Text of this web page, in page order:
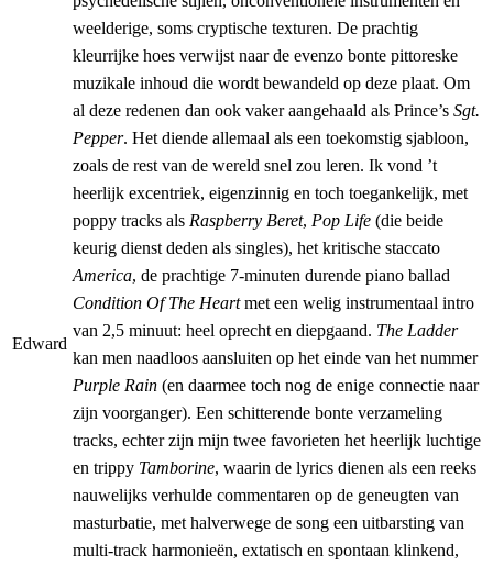
Edward
weelderige, soms cryptische texturen. De prachtig
kleurrijke hoes verwijst naar de evenzo bonte pittoreske
muzikale inhoud die wordt bewandeld op deze plaat. Om
al deze redenen dan ook vaker aangehaald als Prince’s Sgt.
Pepper. Het diende allemaal als een toekomstig sjabloon,
zoals de rest van de wereld snel zou leren. Ik vond ’t
heerlijk excentriek, eigenzinnig en toch toegankelijk, met
poppy tracks als Raspberry Beret, Pop Life (die beide
keurig dienst deden als singles), het kritische staccato
America, de prachtige 7-minuten durende piano ballad
Condition Of The Heartmet een welig instrumentaal intro
van 2,5 minuut: heel oprecht en diepgaand. The Ladder
kan men naadloos aansluiten op het einde van het nummer
Purple Rain (en daarmee toch nog de enige connectie naar
zijn voorganger). Een schitterende bonte verzameling
tracks, echter zijn mijn twee favorieten het heerlijk luchtige
en trippy Tamborine, waarin de lyrics dienen als een reeks
nauwelijks verhulde commentaren op de geneugten van
masturbatie, met halverwege de song een uitbarsting van
multi-track harmonieën, extatisch en spontaan klinkend,